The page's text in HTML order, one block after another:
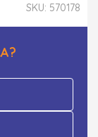
SKU: 570178